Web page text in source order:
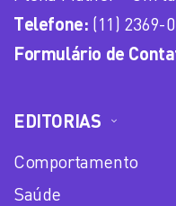
Telefone: (11) 2369-
Formulário de
EDITORIAS
Comportamento
Saúde